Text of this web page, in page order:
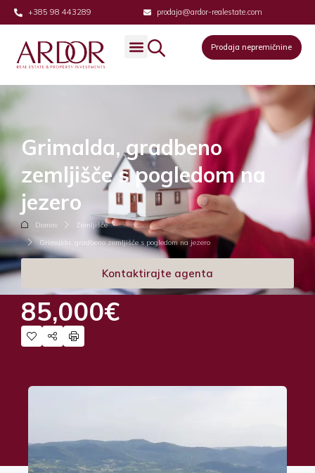
+385 98 443289 prodaja@ardor-realestate.com
Prodaja nepremičnine
Grimalda, gradbeno
zemljišče s pogledom na
jezero
Domov
Zemljišče
Grimalda, gradbeno zemljišče s pogledom na jezero
Kontaktirajte agenta
85,000€